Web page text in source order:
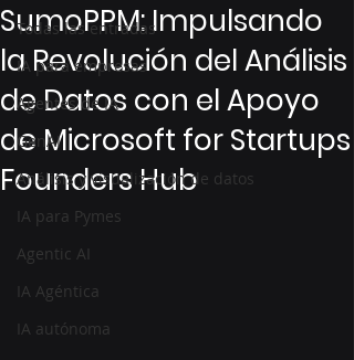
Todas las entradas
IA para empresas
Agentes de IA
GenAI
Análisis y visualización de datos
IA para Pymes
Agentic AI
IA Agéntica
IA autónoma
SumoPPM: Impulsando
la Revolución del Análisis
de Datos con el Apoyo
de Microsoft for Startups
Founders Hub